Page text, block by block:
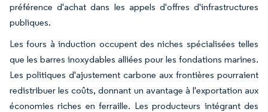
préférence d'achat dans les appels d'offres d'infrastructures
publiques.
Les fours à induction occupent des niches spécialisées telles
que les barres inoxydables alliées pour les fondations marines.
Les politiques d'ajustement carbone aux frontières pourraient
redistribuer les coûts, donnant un avantage à l'exportation aux
économies riches en ferraille. Les producteurs intégrant des